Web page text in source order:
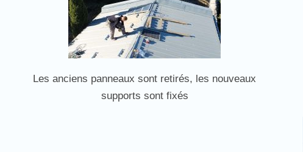
Les anciens panneaux sont retirés, les nouveaux
supports sont fixés